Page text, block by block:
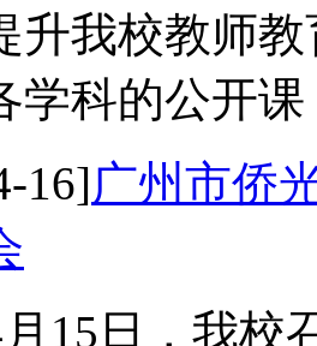
升我校教师
学科的公开
16]广州市侨
15日，我校